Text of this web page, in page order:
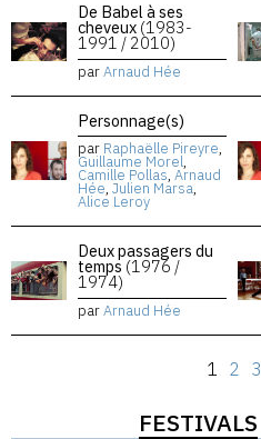
De Babel à ses
cheveux (1983-
1991 / 2010)
parArnaud Hée
Personnage(s)
par Raphaëlle Pireyre,
Guillaume Morel,
Camille Pollas, Arnaud
Hée, Julien Marsa,
Alice Leroy
Deux passagers du
temps (1976 /
1974)
parArnaud Hée
1 2 3
FESTIVALS